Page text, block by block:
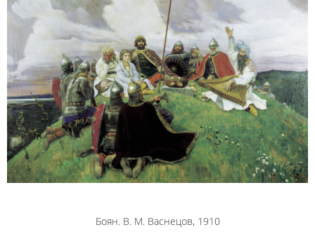
Боян. В. М. Васнецов, 1910